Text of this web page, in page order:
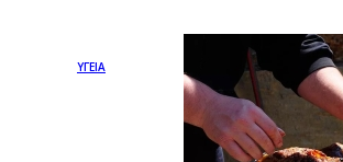
ΥΓΕΙΑ